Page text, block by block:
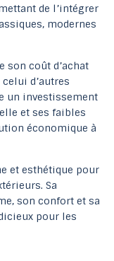
de l’intégrer
modernes
son coût d’achat
d’autres
un investissement
et ses faibles
économique à
et esthétique pour
Sa
son confort et sa
pour les